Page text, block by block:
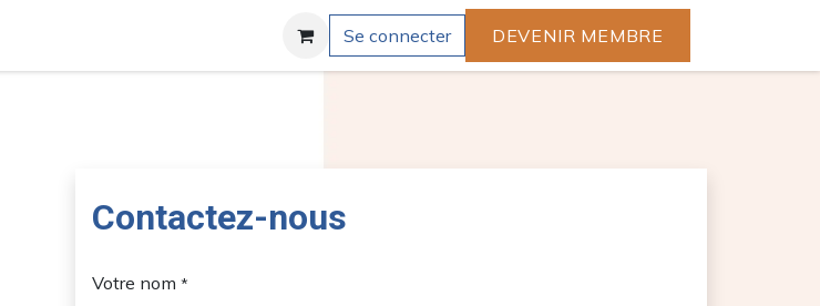
Se connecter DEVENIR MEMBRE
Contactez-nous
Votre nom *